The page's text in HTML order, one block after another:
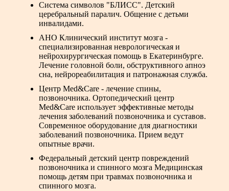
Система символов "БЛИСС". Детский
церебральный паралич. Общение с детьми
инвалидами.
АНО Клинический институт мозга -
специализированная неврологическая и
нейрохирургическая помощь в Екатеринбурге.
Лечение головной боли, обструктивного апноэ
сна, нейрореабилитация и патронажная служба.
Центр Med&Care - лечение спины,
позвоночника. Ортопедический центр
Med&Care использует эффективные методы
лечения заболеваний позвоночника и суставов.
Современное оборудование для диагностики
заболеваний позвоночника. Прием ведут
опытные врачи.
Федеральный детский центр повреждений
позвоночника и спинного мозга Медицинская
помощь детям при травмах позвоночника и
спинного мозга.